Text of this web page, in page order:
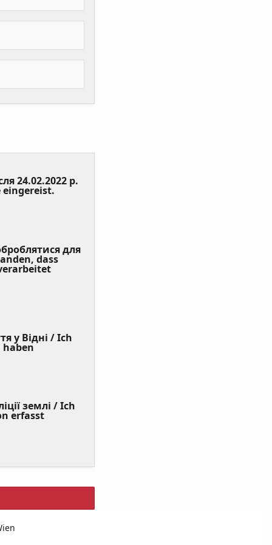
24.02.2022 р.
eingereist. (Value
для
dass
у Відні / Ich
(Value
землі / Ich
erfasst